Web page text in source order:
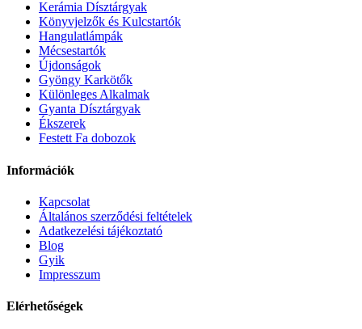
Kerámia Dísztárgyak
Könyvjelzők és Kulcstartók
Hangulatlámpák
Mécsestartók
Újdonságok
Gyöngy Karkötők
Különleges Alkalmak
Gyanta Dísztárgyak
Ékszerek
Festett Fa dobozok
Információk
Kapcsolat
Általános szerződési feltételek
Adatkezelési tájékoztató
Blog
Gyik
Impresszum
Elérhetőségek